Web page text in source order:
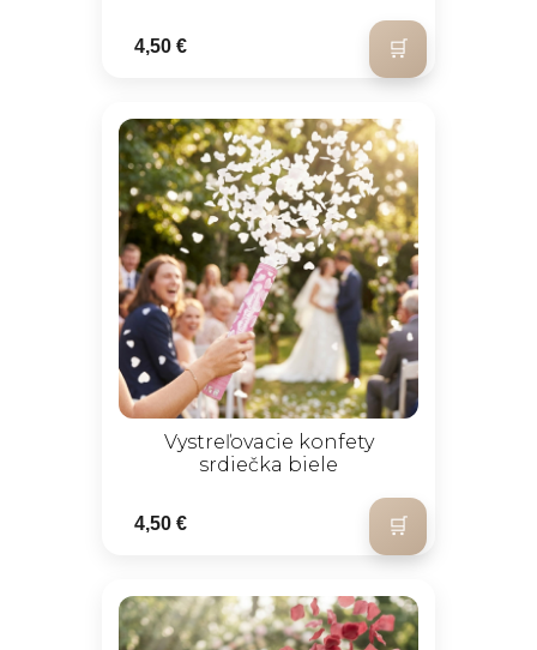
4,50 €
Vystreľovacie konfety
srdiečka biele
4,50 €